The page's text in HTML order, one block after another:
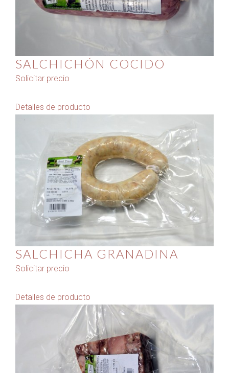
SALCHICHÓN COCIDO
Solicitar precio
Detalles de producto
SALCHICHA GRANADINA
Solicitar precio
Detalles de producto